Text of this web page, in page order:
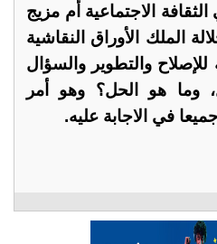
الاجتماعية أم مزيج
الملك الأوراق النقاشية
للإصلاح والتطوير والسؤال
وما هو الحل؟ وهو أمر
في الاجابة عليه.